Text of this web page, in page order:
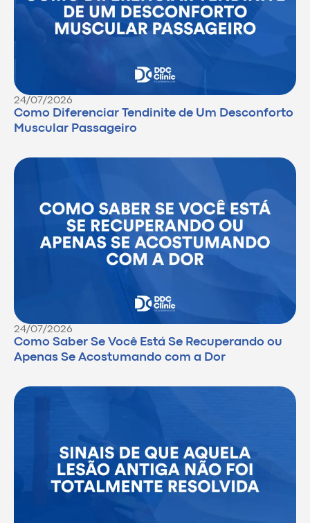
24/07/2026
Como Diferenciar Tendinite de Um Desconforto
Muscular Passageiro
24/07/2026
Como Saber Se Você Está Se Recuperando ou
Apenas Se Acostumando com a Dor